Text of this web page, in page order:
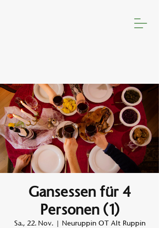
Gansessen für 4
Personen (1)
Sa., 22. Nov.
  |
Neuruppin OT Alt Ruppin